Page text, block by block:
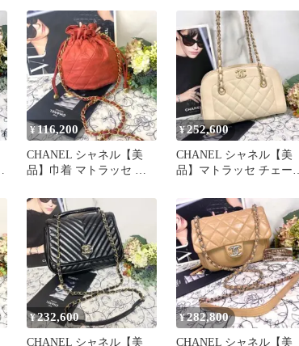
ルダー
¥116,200
CHANEL シャネル【美
品】巾着 マトラッセ チ
赤
¥252,600
CHANEL シャネル【美
品】マトラッセ チェーン
¥232,600
CHANEL シャネル【美
¥282,800
CHANEL シャネル【美